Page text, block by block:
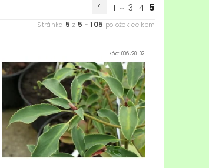
1 ... 3 4 5
Stránka 5 z 5 -105 položek celkem
Kód: 006720-02